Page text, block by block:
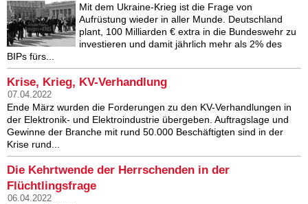
Mit dem Ukraine-Krieg ist die Frage von
Aufrüstung wieder in aller Munde. Deutschland
plant, 100 Milliarden € extra in die Bundeswehr zu
investieren und damit jährlich mehr als 2% des
BIPs fürs...
Krise, Krieg, KV-Verhandlung
07.04.2022
Ende März wurden die Forderungen zu den KV-Verhandlungen in
der Elektronik- und Elektroindustrie übergeben. Auftragslage und
Gewinne der Branche mit rund 50.000 Beschäftigten sind in der
Krise rund...
Die Kehrtwende der Herrschenden in der
Flüchtlingsfrage
06.04.2022